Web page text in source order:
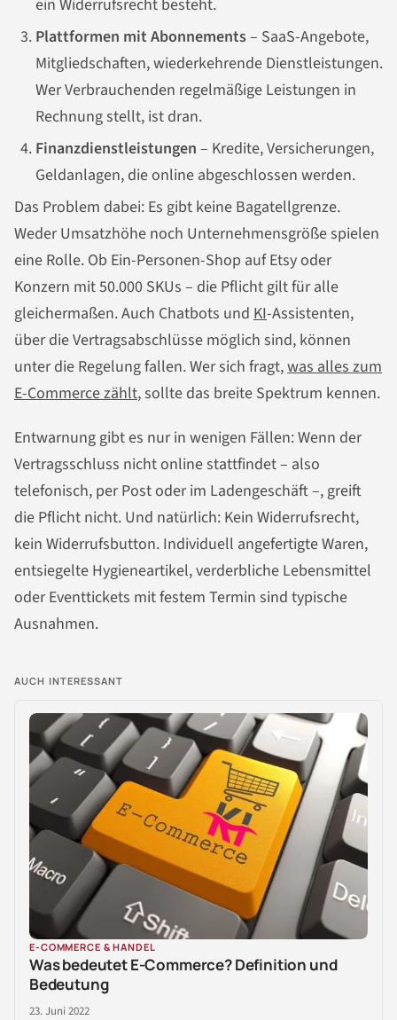
ein Widerrufsrecht besteht.
Plattformen mit Abonnements– SaaS-Angebote,
Mitgliedschaften, wiederkehrende Dienstleistungen.
Wer Verbrauchenden regelmäßige Leistungen in
Rechnung stellt, ist dran.
Finanzdienstleistungen – Kredite, Versicherungen,
Geldanlagen, die online abgeschlossen werden.
Das Problem dabei: Es gibt keine Bagatellgrenze.
Weder Umsatzhöhe noch Unternehmensgröße spielen
eine Rolle. Ob Ein-Personen-Shop auf Etsy oder
Konzern mit 50.000 SKUs – die Pflicht gilt für alle
gleichermaßen. Auch Chatbots und KI-Assistenten,
über die Vertragsabschlüsse möglich sind, können
unter die Regelung fallen. Wer sich fragt,was alles zum
E-Commerce zählt, sollte das breite Spektrum kennen.
Entwarnung gibt es nur in wenigen Fällen: Wenn der
Vertragsschluss nicht online stattfindet – also
telefonisch, per Post oder im Ladengeschäft –, greift
die Pflicht nicht. Und natürlich: Kein Widerrufsrecht,
kein Widerrufsbutton. Individuell angefertigte Waren,
entsiegelte Hygieneartikel, verderbliche Lebensmittel
oder Eventtickets mit festem Termin sind typische
Ausnahmen.
AUCH INTERESSANT
E-COMMERCE & HANDEL
Was bedeutet E-Commerce? Definition und
Bedeutung
23. Juni 2022